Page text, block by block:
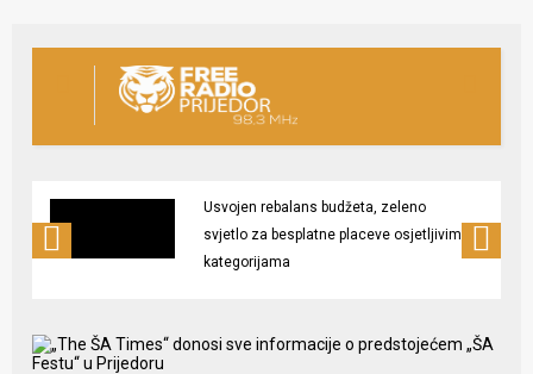
Usvojen rebalans budžeta, zeleno
svjetlo za besplatne placeve osjetljivim
kategorijama